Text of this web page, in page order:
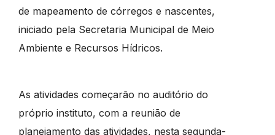
de mapeamento de córregos e nascentes,
iniciado pela Secretaria Municipal de Meio
Ambiente e Recursos Hídricos.
As atividades começarão no auditório do
próprio instituto, com a reunião de
planejamento das atividades, nesta segunda-